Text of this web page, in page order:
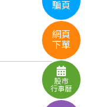
騙頁
網頁
下單
股市
行事曆